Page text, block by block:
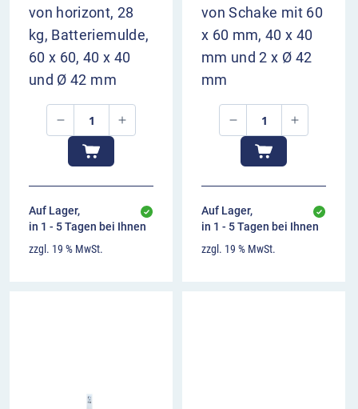
von horizont, 28
kg, Batteriemulde,
60 x 60, 40 x 40
und Ø 42 mm
Auf Lager,
in 1 - 5 Tagen bei Ihnen
zzgl. 19 % MwSt.
von Schake mit 60
x 60 mm, 40 x 40
mm und 2 x Ø 42
mm
Auf Lager,
in 1 - 5 Tagen bei Ihnen
zzgl. 19 % MwSt.